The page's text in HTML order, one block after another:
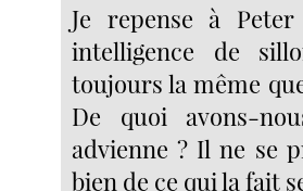
Je repense à
intelligence de
toujours la même
De quoi avons-
advienne ? Il ne se
bien de ce qui la fait